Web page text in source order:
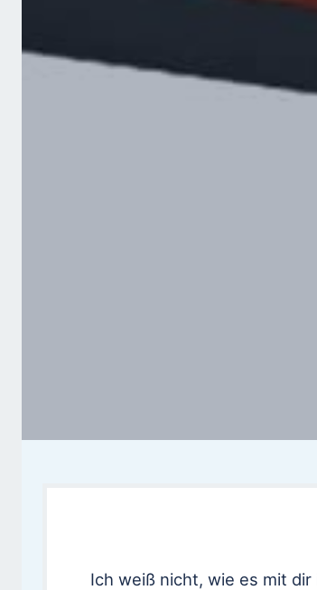
Ich weiß nicht, wie es mit